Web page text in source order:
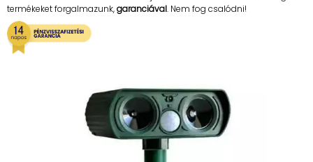
termékeket forgalmazunk,garanciával. Nem fog csalódni!